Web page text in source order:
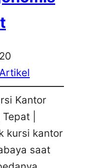
Artikel
Kantor
|
kursi kantor
saat